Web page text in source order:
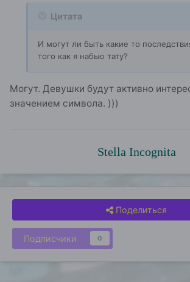
Цитата
И могут ли быть какие то
того как я набью тату?
Могут. Девушки будут активно
значением символа. )))
Stella Incognita
Поделиться
Подписчики 0